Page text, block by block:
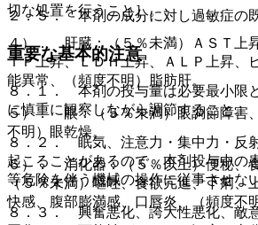
２．５． 本剤の成分に対し過敏症の
重要な基本的注意
８．１． 本剤の投与量は必要最小限
に慎重に観察しながら調節すること。
８．２． 眠気、注意力・集中力・反
起こることがあるので、本剤投与中の
等危険を伴う機械の操作に従事させな
８．３． 興奮悪化、誇大性悪化、敵
切な処置を行うこと］。
４）． 肝臓：（５％未満）ＡＳＴ上
ＴＰ上昇、ＬＤＨ上昇、ＡＬＰ上昇、
能異常、（頻度不明）脂肪肝。
５）． 眼：（５％未満）眼調節障害
不明）眼乾燥。
６）． 消化器：（５％以上）便秘、
（５％未満）嘔吐、食欲亢進、下痢、
快感、腹部膨満感、口唇炎、（頻度不